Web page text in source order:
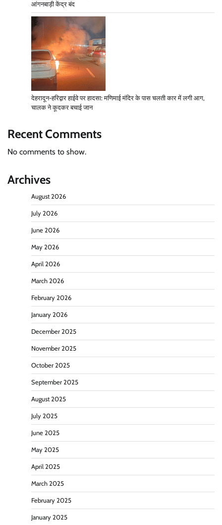
आंगनबाड़ी केंद्र बंद
देहरादून-हरिद्वार हाईवे पर हादसा: मणिमाई मंदिर के पास चलती कार में लगी आग,
चालक ने कूदकर बचाई जान
Recent Comments
No comments to show.
Archives
August 2026
July 2026
June 2026
May 2026
April 2026
March 2026
February 2026
January 2026
December 2025
November 2025
October 2025
September 2025
August 2025
July 2025
June 2025
May 2025
April 2025
March 2025
February 2025
January 2025